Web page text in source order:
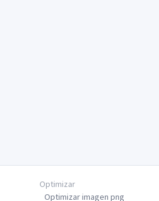
Optimizar
Optimizar imagen png